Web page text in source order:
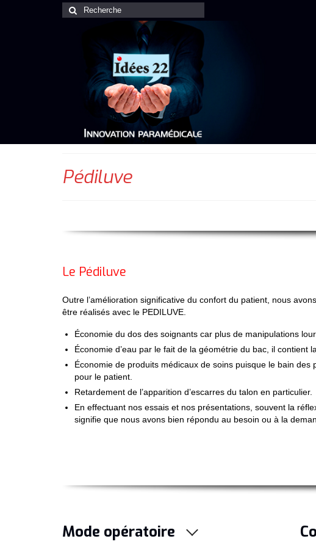
Rechercher
:
Pédiluve
Le Pédiluve
Outre l’amélioration significative du confort du patient, nous
être réalisés avec le PEDILUVE.
Économie du dos des soignants car plus de manipulations
Économie d’eau par le fait de la géométrie du bac, il contient
Économie de produits médicaux de soins puisque le bain des
pour le patient.
Retardement de l’apparition d’escarres du talon en particulier.
En effectuant nos essais et nos présentations, souvent la
signifie que nous avons bien répondu au besoin ou à la
Mode opératoire